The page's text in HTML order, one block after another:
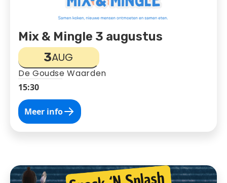
Mix & Mingle 3 augustus
3AUG
De Goudse Waarden
15:30
Meer info